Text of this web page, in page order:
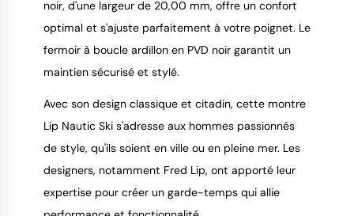
noir, d'une largeur de 20,00 mm, offre un confort
optimal et s'ajuste parfaitement à votre poignet. Le
fermoir à boucle ardillon en PVD noir garantit un
maintien sécurisé et stylé.
Avec son design classique et citadin, cette montre
Lip Nautic Ski s'adresse aux hommes passionnés
de style, qu'ils soient en ville ou en pleine mer. Les
designers, notamment Fred Lip, ont apporté leur
expertise pour créer un garde-temps qui allie